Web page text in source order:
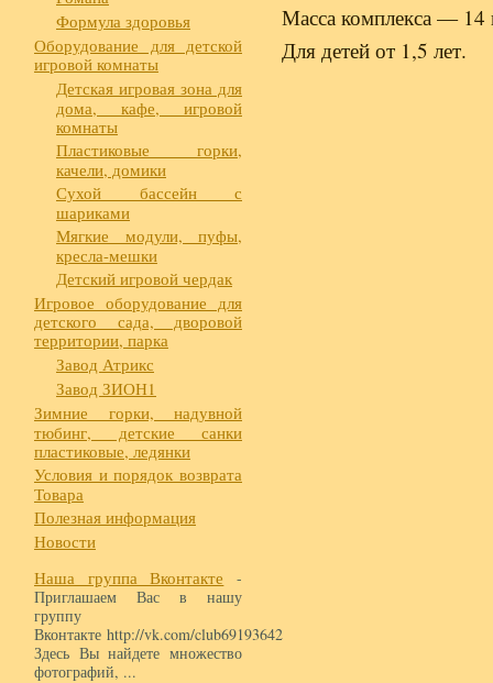
Формула здоровья
Оборудование для детской
игровой комнаты
Детская игровая зона для
дома, кафе, игровой
комнаты
Пластиковые горки,
качели, домики
Сухой бассейн с
шариками
Мягкие модули, пуфы,
кресла-мешки
Детский игровой чердак
Игровое оборудование для
детского сада, дворовой
территории, парка
Завод Атрикс
Завод ЗИОН1
Зимние горки, надувной
тюбинг, детские санки
пластиковые, ледянки
Условия и порядок возврата
Товара
Полезная информация
Новости
Наша группа Вконтакте -
Приглашаем Вас в нашу
группу
Вконтакте http://vk.com/club69193642
Здесь Вы найдете множество
фотографий, ...
Масса комплекса — 14
Для детей от 1,5 лет.